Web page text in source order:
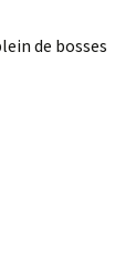
de bosses